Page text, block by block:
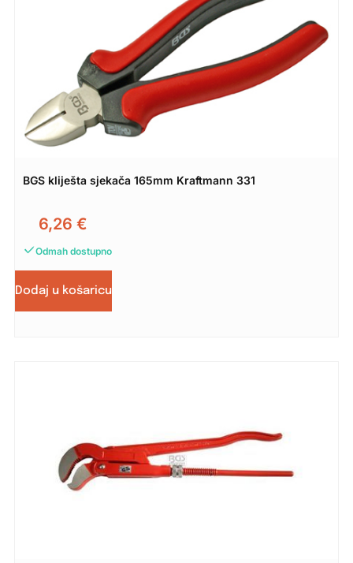
BGS kliješta sjekača 165mm Kraftmann 331
6,26 €
Odmah dostupno
Dodaj u košaricu